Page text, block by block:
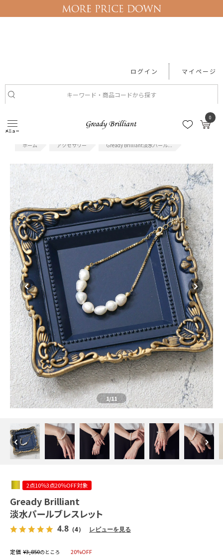
メニュー
0
ログイン マイページ
#機能性アイテム
アクセサリー Gready Brilliant淡水パール...
1/11
2点10％3点20％OFF対象
Gready Brilliant
淡水パールブレスレット
4.8 （4） レビューを見る
定価 ¥3,850のところ 20%OFF